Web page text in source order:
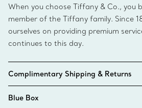
When you choose Tiffany & Co., you
member of the Tiffany family. Since
ourselves on providing premium
continues to this day.
Complimentary Shipping & Returns
Blue Box